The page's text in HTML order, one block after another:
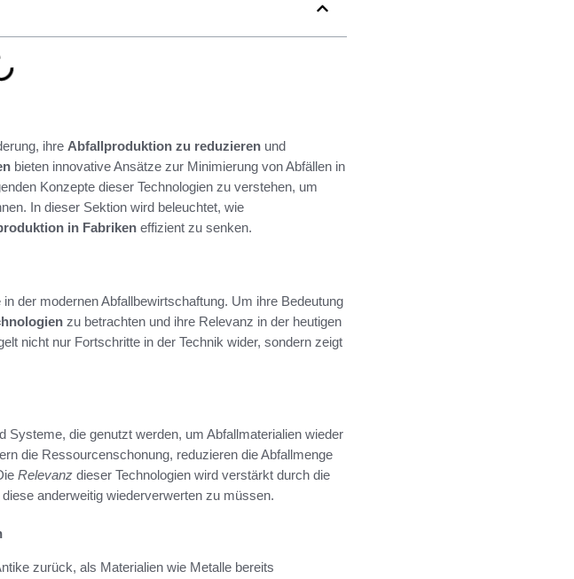
ihre Abfallproduktion zu reduzieren und
bieten innovative Ansätze zur Minimierung von Abfällen in
Konzepte dieser Technologien zu verstehen, um
In dieser Sektion wird beleuchtet, wie
in Fabriken effizient zu senken.
der modernen Abfallbewirtschaftung. Um ihre Bedeutung
zu betrachten und ihre Relevanz in der heutigen
nicht nur Fortschritte in der Technik wider, sondern zeigt
Systeme, die genutzt werden, um Abfallmaterialien wieder
die Ressourcenschonung, reduzieren die Abfallmenge
Relevanz dieser Technologien wird verstärkt durch die
anderweitig wiederverwerten zu müssen.
zurück, als Materialien wie Metalle bereits